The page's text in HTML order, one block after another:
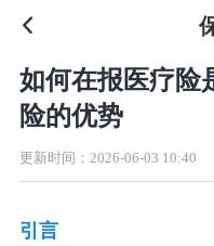

如何在报医疗险
险的优势
更新时间： 2026-06-03 10:40
引言